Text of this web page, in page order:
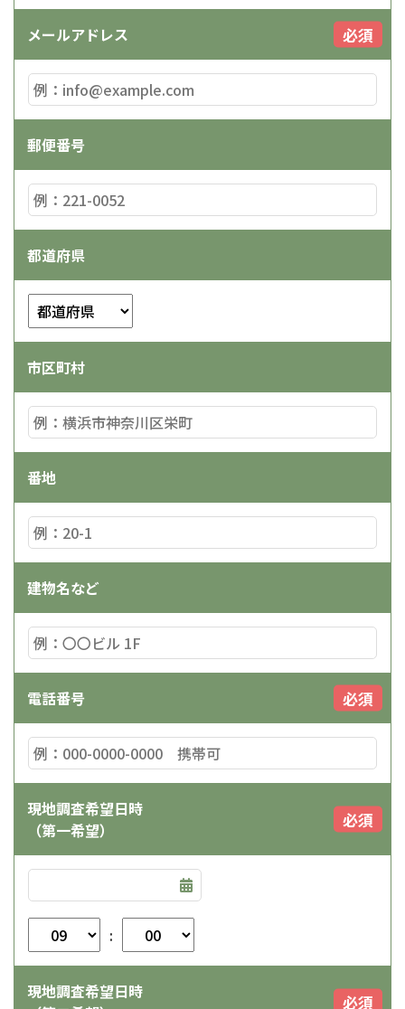
メールアドレス 必須
郵便番号
都道府県
市区町村
番地
建物名など
電話番号 必須
現地調査希望日時
（第一希望）
必須
:
現地調査希望日時
必須